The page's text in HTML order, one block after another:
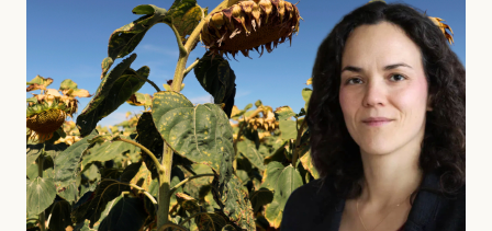
Jonas Lundström
Publicerad24 July, 2026
är ganska politiskt”
Jesper Lundby
Publicerad15 July, 2026
Uppdaterad15 July, 2026